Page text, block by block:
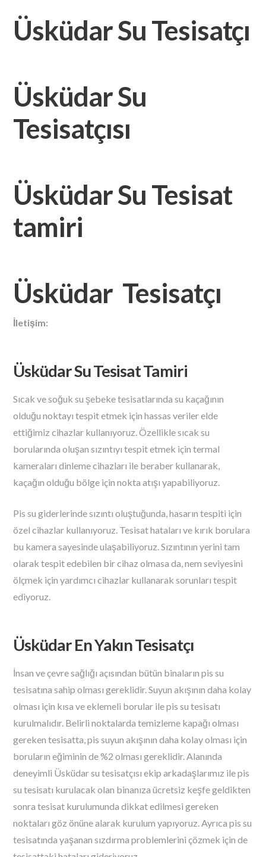
Üsküdar Su Tesisatçı
Üsküdar Su
Tesisatçısı
Üsküdar Su Tesisat
tamiri
Üsküdar Tesisatçı
İletişim:
Üsküdar Su Tesisat Tamiri
Sıcak ve soğuk su şebeke tesisatlarında su kaçağının
olduğu noktayı tespit etmek için hassas veriler elde
ettiğimiz cihazlar kullanıyoruz. Özellikle sıcak su
borularında oluşan sızıntıyı tespit etmek için termal
kameraları dinleme cihazları ile beraber kullanarak,
kaçağın olduğu bölge için nokta atışı yapabiliyoruz.
Pis su giderlerinde sızıntı oluştuğunda, hasarın tespiti için
özel cihazlar kullanıyoruz. Tesisat hataları ve kırık borulara
bu kamera sayesinde ulaşabiliyoruz. Sızıntının yerini tam
olarak tespit edebilen bir cihaz olmasa da, nem seviyesini
ölçmek için yardımcı cihazlar kullanarak sorunları tespit
ediyoruz.
Üsküdar En Yakın Tesisatçı
İnsan ve çevre sağlığı açısından bütün binaların pis su
tesisatına sahip olması gereklidir. Suyun akışının daha kolay
olması için kısa ve eklemeli borular ile pis su tesisatı
kurulmalıdır. Belirli noktalarda temizleme kapağı olması
gereken tesisatta, pis suyun akışının daha kolay olması için
boruların eğiminin de %2 olması gereklidir. Alanında
deneyimli Üsküdar su tesisatçısı ekip arkadaşlarımız ile pis
su tesisatı kurulacak olan binanıza ücretsiz keşfe geldikten
sonra tesisat kurulumunda dikkat edilmesi gereken
noktaları göz önüne alarak kurulum yapıyoruz. Ayrıca pis su
tesisatında yaşanan sızdırma problemlerini çözmek için de